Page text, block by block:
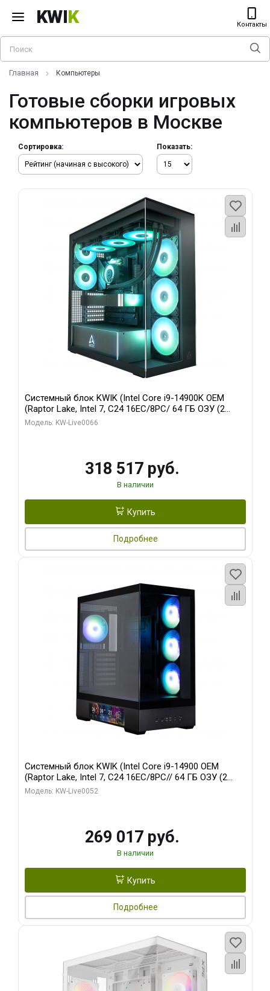
KWIK Контакты
Главная Компьютеры
Готовые сборки игровых
компьютеров в Москве
Сортировка: Показать:
Системный блок KWIK (Intel Core i9-14900K OEM
(Raptor Lake, Intel 7, C24 16EC/8PC/ 64 ГБ ОЗУ (2
модуля)/ Gigabyte RTX5080 XTREME WATERFORCE
Модель: KW-Live0066
318 517 руб.
В наличии
Купить
Подробнее
Системный блок KWIK (Intel Core i9-14900 OEM
(Raptor Lake, Intel 7, C24 16EC/8PC// 64 ГБ ОЗУ (2
модуля)/ Palit RTX5080 GAMINGPRO OC 16GB GDDR7
Модель: KW-Live0052
269 017 руб.
В наличии
Купить
Подробнее